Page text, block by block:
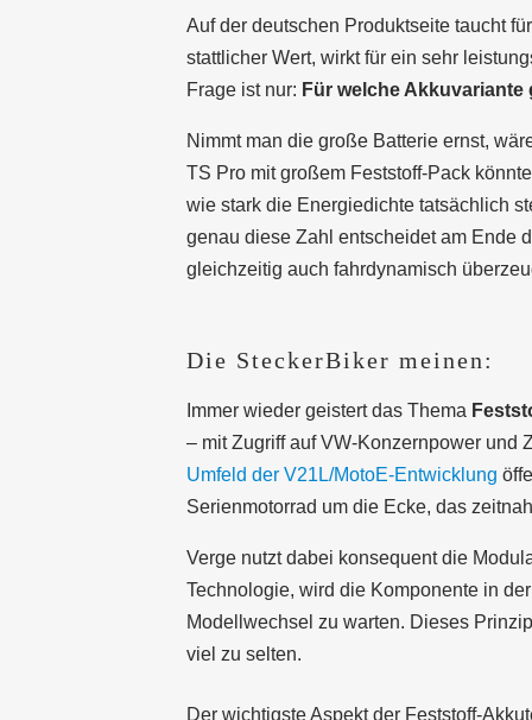
Auf der deutschen Produktseite taucht
stattlicher Wert, wirkt für ein sehr
Frage ist nur: Für welche Akkuvariante
Nimmt man die große Batterie ernst,
TS Pro mit großem Feststoff-Pack
wie stark die Energiedichte tatsächlich
genau diese Zahl entscheidet am Ende
gleichzeitig auch fahrdynamisch
Die SteckerBiker meinen:
Immer wieder geistert das Thema
– mit Zugriff auf VW-Konzernpower und
Umfeld der V21L/MotoE-Entwicklung
Serienmotorrad um die Ecke, das
Verge nutzt dabei konsequent die
Technologie, wird die Komponente in
Modellwechsel zu warten. Dieses
viel zu selten.
Der wichtigste Aspekt der Feststoff-